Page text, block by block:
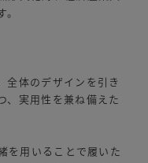
全体のデザインを引き
、実用性を兼ね備えた
を用いることで履いた